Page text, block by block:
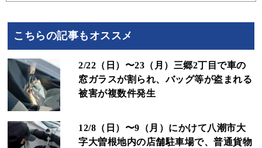
こちらの記事もオススメ
2/22（日）〜23（月）三郷2丁目で車の
窓ガラスが割られ、バッグ等が盗まれる
被害が複数件発生
12/8（日）〜9（月）にかけて八潮市大
字大曽根地内の店舗駐車場で、普通貨物